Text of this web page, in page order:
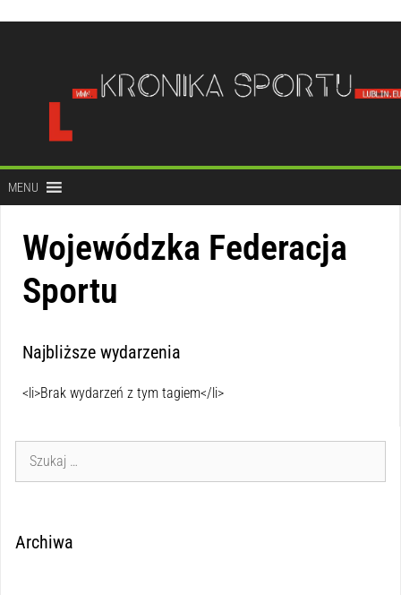
treści
MENU
Wojewódzka Federacja
Sportu
Najbliższe wydarzenia
<li>Brak wydarzeń z tym tagiem</li>
Archiwa